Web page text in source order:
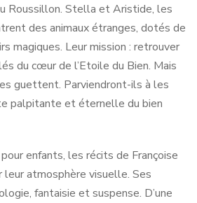
Roussillon. Stella et Aristide, les
des animaux étranges, dotés de
magiques. Leur mission : retrouver
du cœur de l’Etoile du Bien. Mais
guettent. Parviendront-ils à les
palpitante et éternelle du bien
enfants, les récits de Françoise
leur atmosphère visuelle. Ses
fantaisie et suspense. D’une